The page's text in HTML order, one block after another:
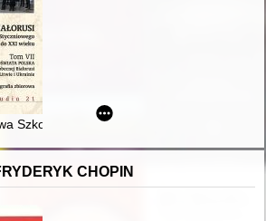
Szkoła imienia Marcina Kasprzaka w
CHOPIN